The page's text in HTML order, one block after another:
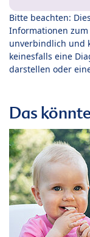
Bitte beachten:
Informationen
unverbindlich und
keinesfalls eine
darstellen oder
Das